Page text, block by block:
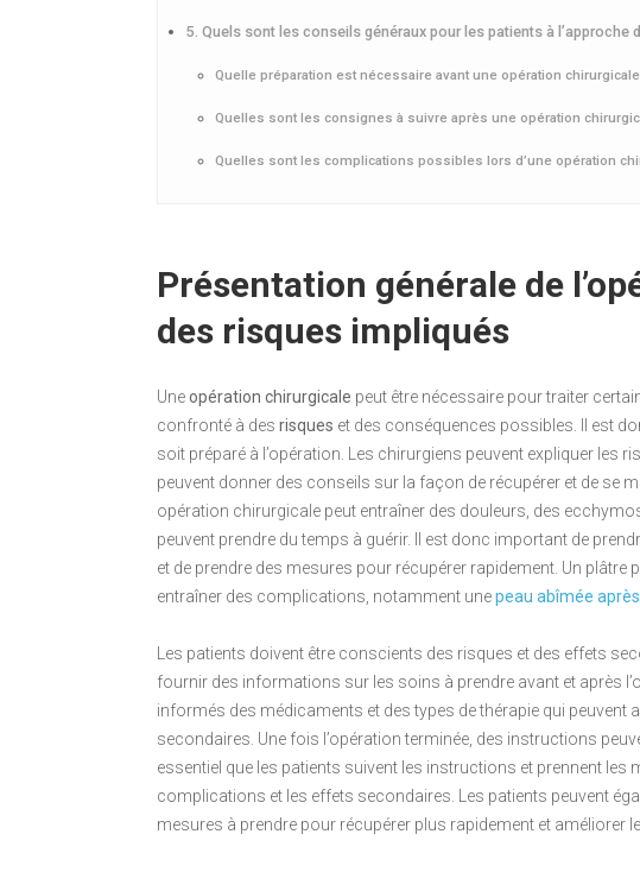
5. Quels sont les conseils généraux pour les patients à l’approche
Quelle préparation est nécessaire avant une opération chirurgicale
Quelles sont les consignes à suivre après une opération
Quelles sont les complications possibles lors d’une opération
Présentation générale de
des risques impliqués
Uneopération chirurgicale peut être nécessaire pour traiter
confronté à des risques et des conséquences possibles. Il est
soit préparé à l’opération. Les chirurgiens peuvent expliquer les
peuvent donner des conseils sur la façon de récupérer et de se
opération chirurgicale peut entraîner des douleurs, des
peuvent prendre du temps à guérir. Il est donc important de
et de prendre des mesures pour récupérer rapidement. Un plâtre
entraîner des complications, notamment unepeau abîmée
Les patients doivent être conscients des risques et des effets
fournir des informations sur les soins à prendre avant et après
informés des médicaments et des types de thérapie qui peuvent
secondaires. Une fois l’opération terminée, des instructions
essentiel que les patients suivent les instructions et prennent les
complications et les effets secondaires. Les patients peuvent
mesures à prendre pour récupérer plus rapidement et améliorer